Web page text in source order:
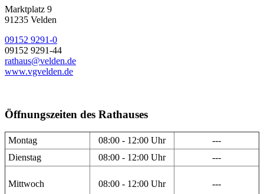
Marktplatz 9
91235 Velden
09152 9291-0
09152 9291-44
rathaus@velden.de
www.vgvelden.de
Öffnungszeiten des Rathauses
Montag 08:00 - 12:00 Uhr
---
Dienstag
08:00 - 12:00 Uhr ---
Mittwoch 08:00 - 12:00 Uhr ---